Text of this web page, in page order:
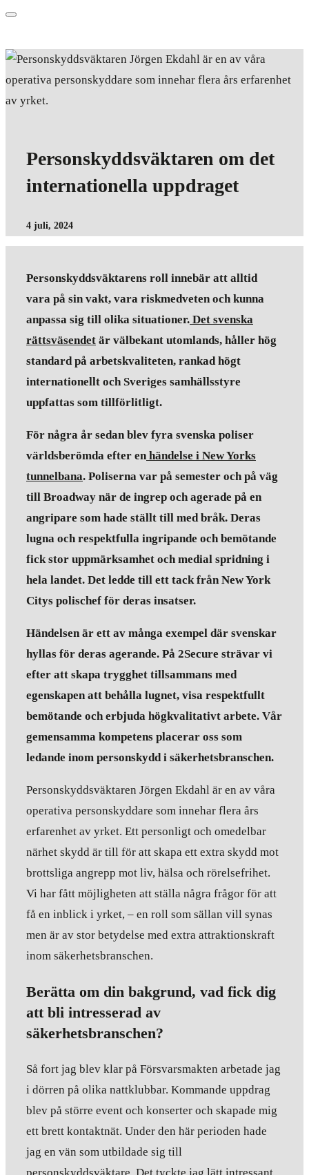
Personskyddsväktaren om det
internationella uppdraget
4 juli, 2024
Personskyddsväktarens roll innebär att alltid
vara på sin vakt, vara riskmedveten och kunna
anpassa sig till olika situationer. Det svenska
rättsväsendet är välbekant utomlands, håller hög
standard på arbetskvaliteten, rankad högt
internationellt och Sveriges samhällsstyre
uppfattas som tillförlitligt.
För några år sedan blev fyra svenska poliser
världsberömda efter en händelse i New Yorks
tunnelbana. Poliserna var på semester och på väg
till Broadway när de ingrep och agerade på en
angripare som hade ställt till med bråk. Deras
lugna och respektfulla ingripande och bemötande
fick stor uppmärksamhet och medial spridning i
hela landet. Det ledde till ett tack från New York
Citys polischef för deras insatser.
Händelsen är ett av många exempel där svenskar
hyllas för deras agerande. På 2Secure strävar vi
efter att skapa trygghet tillsammans med
egenskapen att behålla lugnet, visa respektfullt
bemötande och erbjuda högkvalitativt arbete. Vår
gemensamma kompetens placerar oss som
ledande inom personskydd i säkerhetsbranschen.
Personskyddsväktaren Jörgen Ekdahl är en av våra
operativa personskyddare som innehar flera års
erfarenhet av yrket. Ett personligt och omedelbar
närhet skydd är till för att skapa ett extra skydd mot
brottsliga angrepp mot liv, hälsa och rörelsefrihet.
Vi har fått möjligheten att ställa några frågor för att
få en inblick i yrket, – en roll som sällan vill synas
men är av stor betydelse med extra attraktionskraft
inom säkerhetsbranschen.
Berätta om din bakgrund, vad fick dig
att bli intresserad av
säkerhetsbranschen?
Så fort jag blev klar på Försvarsmakten arbetade jag
i dörren på olika nattklubbar. Kommande uppdrag
blev på större event och konserter och skapade mig
ett brett kontaktnät. Under den här perioden hade
jag en vän som utbildade sig till
personskyddsväktare. Det tyckte jag lätt intressant